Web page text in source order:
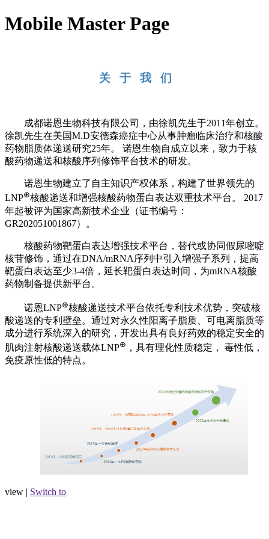
Mobile Master Page
关 于 我 们
成都诺恩生物科技有限公司，由徐凯先生于2011年创立。
徐凯先生在美国M.D安德森癌症中心从事肿瘤临床治疗和核酸
药物脂质体递送研究25年。 诺恩生物自成立以来，致力于核
酸药物递送和核酸序列修饰平台技术的研发。
诺恩生物建立了自主知识产权体系，构建了世界领先的
LNP⊕核酸递送和增强核酸药物蛋白表达双重技术平台。 2017
年起被评为国家高新技术企业（证书编号：
GR202051001867）。
核酸药物靶蛋白表达增强技术平台，替代或协同假尿嘧啶
核苷修饰，通过在DNA/mRNA序列中引入增强子系列，提高
靶蛋白表达至少3-4倍，延长靶蛋白表达时间，为mRNA核酸
药物制备提供新平台。
诺恩LNP⊕核酸递送技术平台依托专利技术优势，突破核
酸递送的专利壁垒。通过对永久性阳离子脂质、可电离脂质等
成分进行系统深入的研究，开发出具有良好药效的稳定安全的
肌肉注射核酸递送载体LNP⊕ ，具有理化性质稳定， 毒性低，
免疫原性低的特点。
view | Switch to